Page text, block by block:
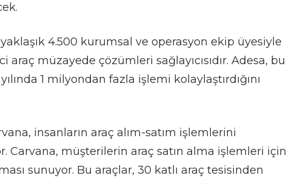
4.500 kurumsal ve operasyon ekip üyesiyle
araç müzayede çözümleri sağlayıcısıdır. Adesa, bu
1 milyondan fazla işlemi kolaylaştırdığını
insanların araç alım-satım işlemlerini
Carvana, müşterilerin araç satın alma işlemleri için
sunuyor. Bu araçlar, 30 katlı araç tesisinden